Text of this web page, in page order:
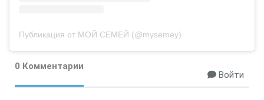
Публикация от МОЙ СЕМЕЙ (@mysemey)
0 Комментарии
Войти